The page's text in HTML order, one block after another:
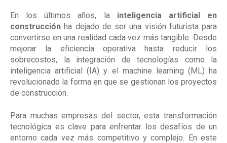
En los últimos años, la inteligencia artificial en
construcción ha dejado de ser una visión futurista para
convertirse en una realidad cada vez más tangible. Desde
mejorar la eficiencia operativa hasta reducir los
sobrecostos, la integración de tecnologías como la
inteligencia artificial (IA) y el machine learning (ML) ha
revolucionado la forma en que se gestionan los proyectos
de construcción.
Para muchas empresas del sector, esta transformación
tecnológica es clave para enfrentar los desafíos de un
entorno cada vez más competitivo y complejo. En este